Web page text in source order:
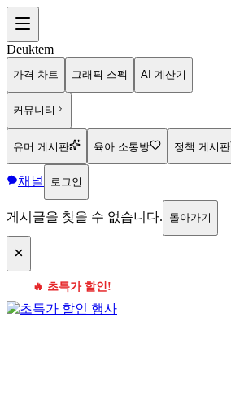
Deuktem
가격 차트 그래픽 스펙 AI 계산기
커뮤니티
유머 게시판 육아 소통방 정책 게시판
채널 로그인
게시글을 찾을 수 없습니다. 돌아가기
🔥 초특가 할인!